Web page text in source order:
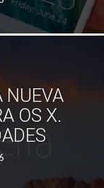
NUEVA
OS X.